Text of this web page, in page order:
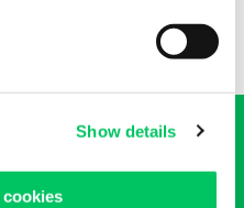
Show details